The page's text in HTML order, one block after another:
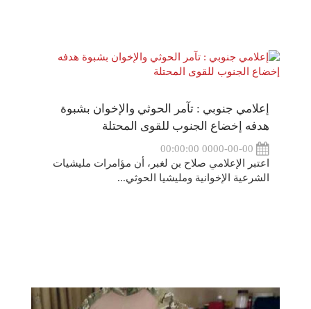
إعلامي جنوبي : تآمر الحوثي والإخوان بشبوة
هدفه إخضاع الجنوب للقوى المحتلة
اعتبر الإعلامي صلاح بن لغبر، أن مؤامرات مليشيات
الشرعية الإخوانية ومليشيا الحوثي...